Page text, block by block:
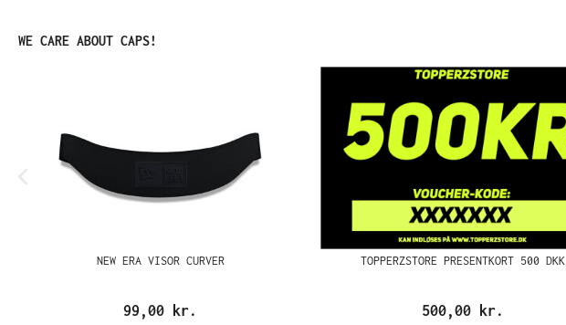
Spring produktgalleriet over
WE CARE ABOUT CAPS!
NEW ERA VISOR CURVER
99,00 kr.
TOPPERZSTORE PRESENTKORT 500 DKK
500,00 kr.